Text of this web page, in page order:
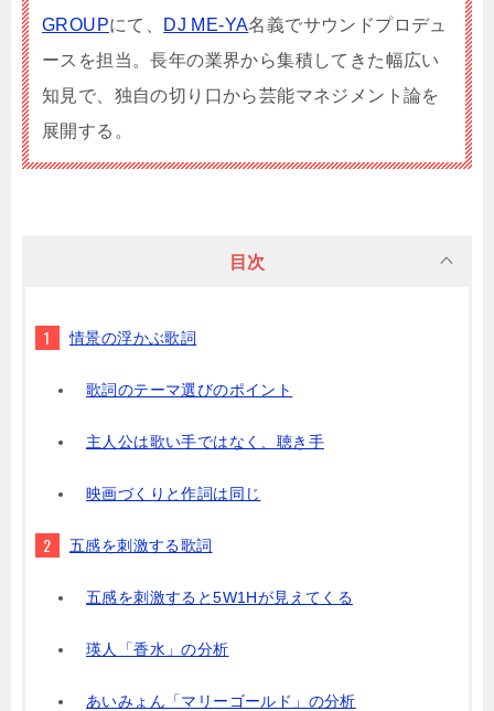
GROUPにて、 DJ ME-YA名義でサウンドプロデュ
ースを担当。長年の業界から集積してきた幅広い
知見で、独自の切り口から芸能マネジメント論を
展開する。
目次
情景の浮かぶ歌詞
歌詞のテーマ選びのポイント
主人公は歌い手ではなく、聴き手
映画づくりと作詞は同じ
五感を刺激する歌詞
五感を刺激すると5W1Hが見えてくる
瑛人「香水」の分析
あいみょん「マリーゴールド」の分析